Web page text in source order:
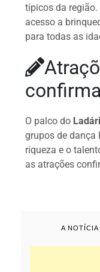
típicos da
acesso a
para todas as
O palco do
grupos de dança
riqueza e o
as atrações
A